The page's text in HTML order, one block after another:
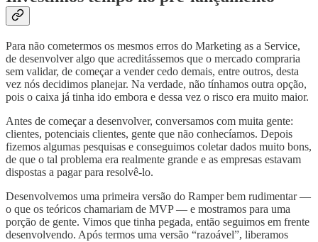
Para não cometermos os mesmos erros do Marketing as a Service,
de desenvolver algo que acreditássemos que o mercado compraria
sem validar, de começar a vender cedo demais, entre outros, desta
vez nós decidimos planejar. Na verdade, não tínhamos outra opção,
pois o caixa já tinha ido embora e dessa vez o risco era muito maior.
Antes de começar a desenvolver, conversamos com muita gente:
clientes, potenciais clientes, gente que não conhecíamos. Depois
fizemos algumas pesquisas e conseguimos coletar dados muito bons,
de que o tal problema era realmente grande e as empresas estavam
dispostas a pagar para resolvê-lo.
Desenvolvemos uma primeira versão do Ramper bem rudimentar —
o que os teóricos chamariam de MVP — e mostramos para uma
porção de gente. Vimos que tinha pegada, então seguimos em frente
desenvolvendo. Após termos uma versão “razoável”, liberamos